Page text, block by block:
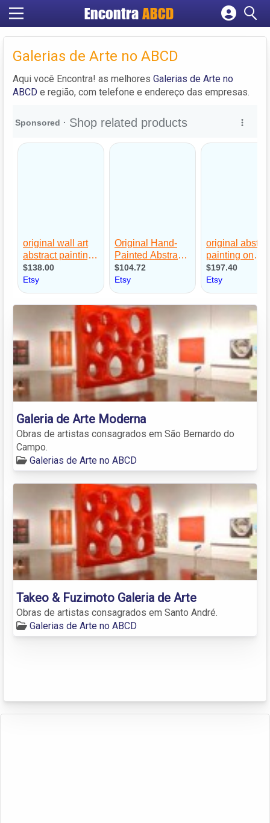
EncontraABCD
Cadastrar empresa
Criar conta
Galerias de Arte no ABCD
Aqui você Encontra! as melhores Galerias de Arte no
ABCD e região, com telefone e endereço das empresas.
Galeria de Arte Moderna
Obras de artistas consagrados em São Bernardo do
Campo.
Galerias de Arte no ABCD
Takeo & Fuzimoto Galeria de Arte
Obras de artistas consagrados em Santo André.
Galerias de Arte no ABCD